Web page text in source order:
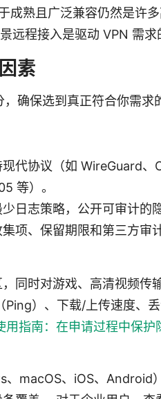
成熟且广泛兼容仍然是许多
远程接入是驱动 VPN 需求
素
确保选到真正符合你需求
现代协议（如 WireGuard
等）。
日志策略，公开可审计的
项、保留期限和第三方审计
同时对游戏、高清视频传
）、下载/上传速度、
用指南：在申请过程中保
macOS、iOS、Android